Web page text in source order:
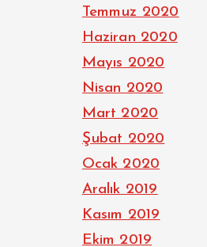
Temmuz 2020
Haziran 2020
Mayıs 2020
Nisan 2020
Mart 2020
Şubat 2020
Ocak 2020
Aralık 2019
Kasım 2019
Ekim 2019